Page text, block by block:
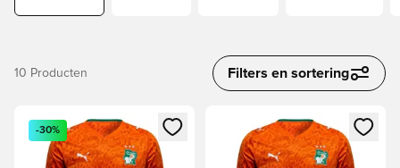
10 Producten Filters en sortering
Opent een venster om in te loggen of je aan te melden als
-30%
Opent een venster om in te